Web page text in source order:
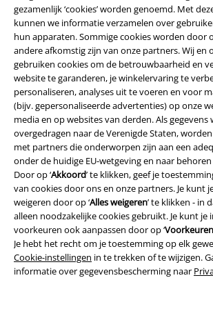
gezamenlijk ‘cookies’ worden genoemd. Met
kunnen we informatie verzamelen over
hun apparaten. Sommige cookies worden door
andere afkomstig zijn van onze partners. Wij en
gebruiken cookies om de betrouwbaarheid en
website te garanderen, je winkelervaring te
personaliseren, analyses uit te voeren en voor
(bijv. gepersonaliseerde advertenties) op onze
media en op websites van derden. Als gegevens
overgedragen naar de Verenigde Staten,
met partners die onderworpen zijn aan een
onder de huidige EU-wetgeving en naar
Door op ‘Akkoord’ te klikken, geef je
van cookies door ons en onze partners. Je kunt
weigeren door op ‘Alles weigeren’ te klikken - in
alleen noodzakelijke cookies gebruikt. Je kunt je
voorkeuren ook aanpassen door op ‘
Je hebt het recht om je toestemming op elk
Cookie-instellingen in te trekken of te wijzigen.
informatie over gegevensbescherming naar
klassiekers en actuele topgames. Onze
van alle pluimage aan. Van retro Atari-shirts tot
merchandise van populaire series zoalsAssassin's
Fallout. Materialen zoals katoen en gemengde
optimaal draagcomfort.
Verzamelobjecten voor gamers
Ben je op zoek naar het juiste figuurtje voor de
computer of playstation? Bij ons vind je een grote
verzamelobjecten voor fans van gaming en
kamer een thuis voor gamers!
Figuren:Bij ons vind je Funko Pop-figurenvan de
games. Hier wordt geen enkel fanhart
verzamelobjecten? Wij hebben hoogwaardige
hars, zoals de bekende tovenaar Geralt van Riva
serie.
Verzamelobjecten:Ben je niet bang voor de
Majora's Mask? Dan is dit officiële verzamelobject
Zelda precies wat je nodig hebt voor je gaming-